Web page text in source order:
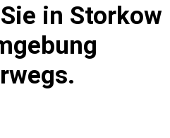
in Storkow